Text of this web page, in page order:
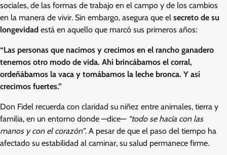
sociales, de las formas de trabajo en el campo y de los cambios
en la manera de vivir. Sin embargo, asegura que el secreto de su
longevidad está en aquello que marcó sus primeros años:
“Las personas que nacimos y crecimos en el rancho ganadero
tenemos otro modo de vida. Ahí brincábamos el corral,
ordeñábamos la vaca y tomábamos la leche bronca. Y así
crecimos fuertes.”
Don Fidel recuerda con claridad su niñez entre animales, tierra y
familia, en un entorno donde —dice— “todo se hacía con las
manos y con el corazón”. A pesar de que el paso del tiempo ha
afectado su estabilidad al caminar, su salud permanece firme.